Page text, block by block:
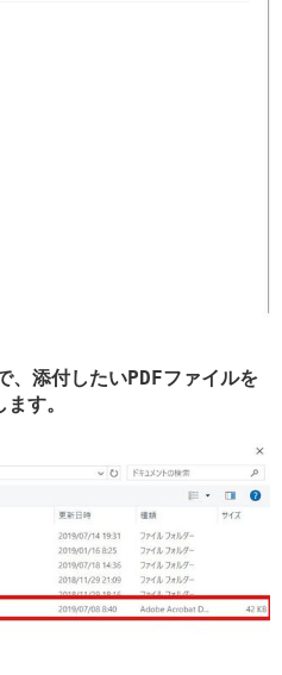
、添付したいPDFファイルを
す。